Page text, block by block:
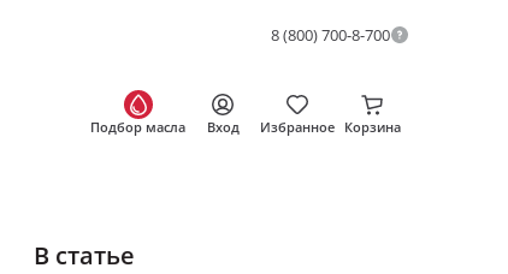
8 (800) 700-8-700
Подбор масла Вход Избранное Корзина
В статье